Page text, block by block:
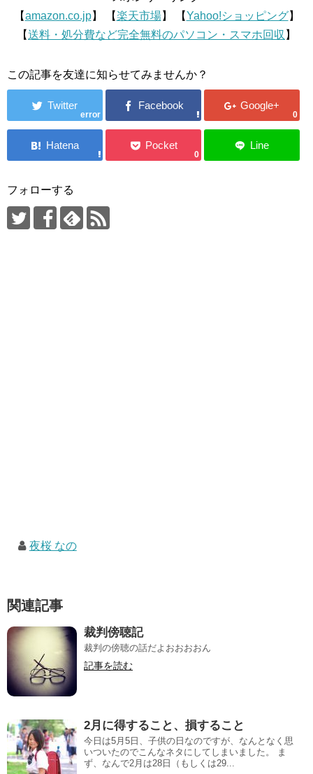
【amazon.co.jp】 【楽天市場】 【Yahoo!ショッピング】
【送料・処分費など完全無料のパソコン・スマホ回収 】
この記事を友達に知らせてみませんか？
error 0
0
フォローする
夜桜 なの
関連記事
裁判傍聴記
裁判の傍聴の話だよおおおおん
記事を読む
2月に得すること、損すること
今日は5月5日、子供の日なのですが、なんとなく思
いついたのでこんなネタにしてしまいました。 ま
ず、なんで2月は28日（もしくは29...